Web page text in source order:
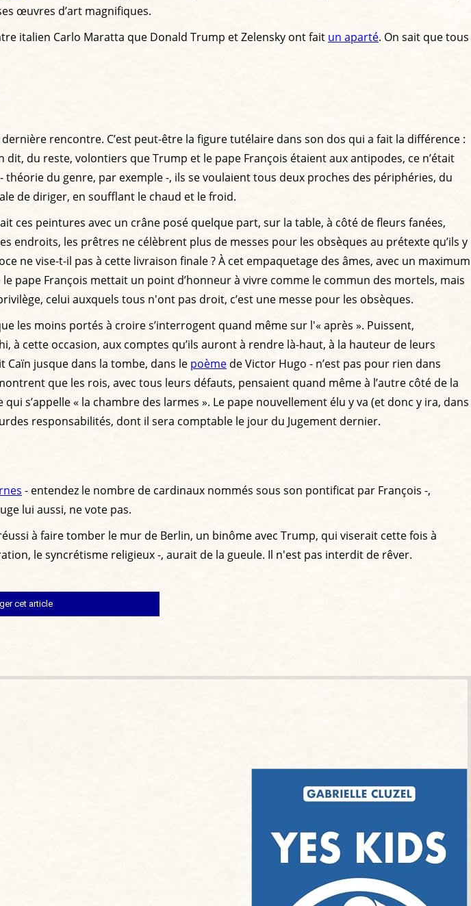
œuvres d’art magnifiques.
italien Carlo Maratta que Donald Trump et Zelensky ont fait un aparté. On sait que tous
rencontre. C’est peut-être la figure tutélaire dans son dos qui a fait la différence :
dit, du reste, volontiers que Trump et le pape François étaient aux antipodes, ce n’était
du genre, par exemple -, ils se voulaient tous deux proches des périphéries, du
de diriger, en soufflant le chaud et le froid.
ces peintures avec un crâne posé quelque part, sur la table, à côté de fleurs fanées,
endroits, les prêtres ne célèbrent plus de messes pour les obsèques au prétexte qu’ils y
ne vise-t-il pas à cette livraison finale ? À cet empaquetage des âmes, avec un maximum
pape François mettait un point d’honneur à vivre comme le commun des mortels, mais
celui auxquels tous n'ont pas droit, c’est une messe pour les obsèques.
les moins portés à croire s’interrogent quand même sur l'« après ». Puissent,
cette occasion, aux comptes qu’ils auront à rendre là-haut, à la hauteur de leurs
jusque dans la tombe, dans le poème de Victor Hugo - n’est pas pour rien dans
que les rois, avec tous leurs défauts, pensaient quand même à l’autre côté de la
s’appelle « la chambre des larmes ». Le pape nouvellement élu y va (et donc y ira, dans
responsabilités, dont il sera comptable le jour du Jugement dernier.
- entendez le nombre de cardinaux nommés sous son pontificat par François -,
lui aussi, ne vote pas.
à faire tomber le mur de Berlin, un binôme avec Trump, qui viserait cette fois à
le syncrétisme religieux -, aurait de la gueule. Il n'est pas interdit de rêver.
cet article